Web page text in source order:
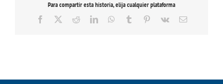
Para compartir esta historia, elija cualquier plataforma
Facebook RedditLinkedInWhatsApp
Tumblr Pinterest
Vk
Correo